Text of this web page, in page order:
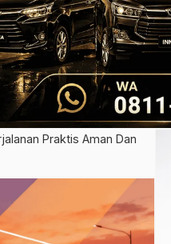
Praktis Aman Dan